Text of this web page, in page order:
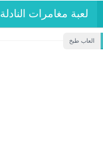
لعبة مغامرات النادلة
العاب طبخ